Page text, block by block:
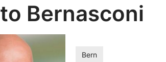
Bernasconi
Bern